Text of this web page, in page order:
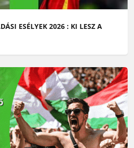
ESÉLYEK 2026 : KI LESZ A